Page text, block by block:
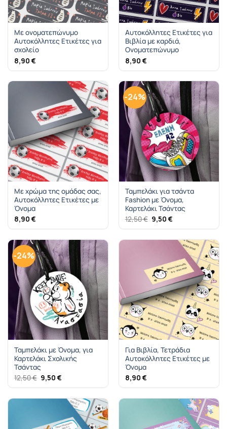
Με ονοματεπώνυμο
Αυτοκόλλητες Ετικέτες για
σχολείο
8,90 €
Αυτοκόλλητες Ετικέτες για
Βιβλία με καρδιά,
Ονοματεπώνυμο
8,90 €
Με χρώμα της ομάδας σας,
Αυτοκόλλητες Ετικέτες με
Όνομα
8,90 €
-24%
Ταμπελάκι για τσάντα
Fashion με Όνομα,
Καρτελάκι Τσάντας
12,50€ Original
price
was:
12,50 €.
9,50 €Η
τιμή
είναι:
9,50 €.
-24%
Ταμπελάκι με Όνομα, για
Καρτελάκι Σχολικής
Τσάντας
12,50€ Original
price
was:
12,50 €.
9,50 €Η
τιμή
είναι:
9,50 €.
Για Βιβλία, Τετράδια
Αυτοκόλλητες Ετικέτες με
Όνομα
8,90 €